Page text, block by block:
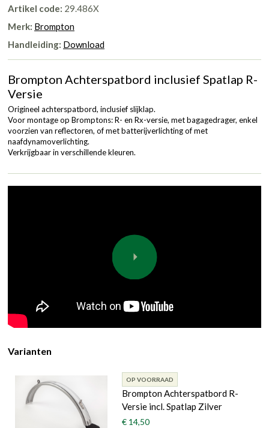
Artikel code: 29.486X
Merk: Brompton
Handleiding: Download
Brompton Achterspatbord inclusief Spatlap R-
Versie
Origineel achterspatbord, inclusief slijklap.
Voor montage op Bromptons: R- en Rx-versie, met bagagedrager, enkel
voorzien van reflectoren, of met batterijverlichting of met
naafdynamoverlichting.
Verkrijgbaar in verschillende kleuren.
Varianten
OP VOORRAAD
Brompton Achterspatbord R-
Versie incl. Spatlap Zilver
€ 14,50